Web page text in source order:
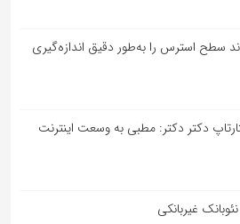
سطح استرس را به‌طور دقیق اندازه‌گیری
دکتر دکتر: مطبی به وسعت اینترنت
غیربانکی